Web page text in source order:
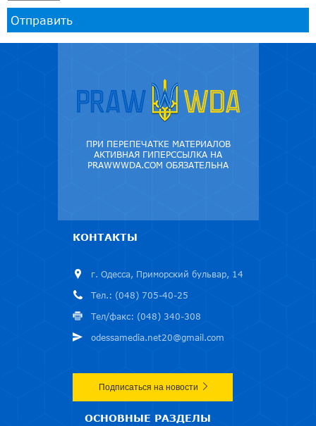
Отправить
ПРИ ПЕРЕПЕЧАТКЕ МАТЕРИАЛОВ
АКТИВНАЯ ГИПЕРССЫЛКА НА
PRAWWWDA.COM ОБЯЗАТЕЛЬНА
КОНТАКТЫ
г. Одесса, Приморский бульвар, 14
Тел.: (048) 705-40-25
Тел/факс: (048) 340-308
odessamedia.net20@gmail.com
Подписаться на новости
ОСНОВНЫЕ РАЗДЕЛЫ